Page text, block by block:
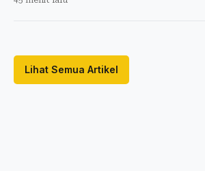
Lihat Semua Artikel